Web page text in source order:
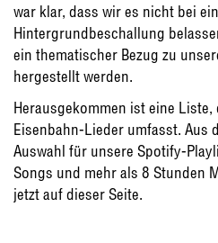
war klar, dass wir es nicht bei
Hintergrundbeschallung
ein thematischer Bezug zu
hergestellt werden.
Herausgekommen ist eine
Eisenbahn-Lieder umfasst. Aus
Auswahl für unsere Spotify-
Songs und mehr als 8 Stunden
jetzt auf dieser Seite.